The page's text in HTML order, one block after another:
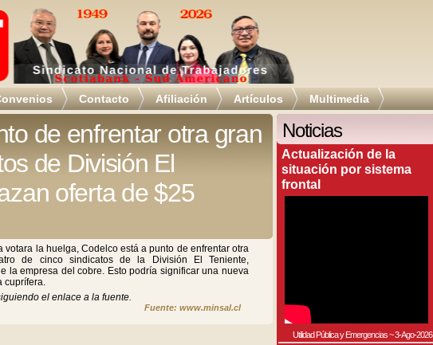
Contacto Afiliación Artículos Multimedia
de enfrentar otra gran
de División El
oferta de $25
votara la huelga, Codelco está a punto de enfrentar otra
de cinco sindicatos de la División El Teniente,
la empresa del cobre. Esto podría significar una nueva
cuprífera.
el enlace a la fuente.
Fuente: www.minsal.cl
Noticias
Actualización de la
situación por sistema
frontal
Utilidad Pública y Emergencias~3-Ago-2026